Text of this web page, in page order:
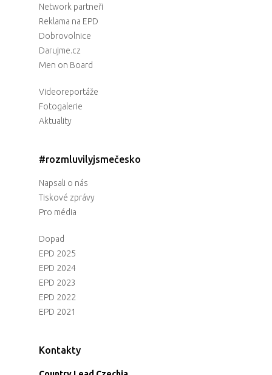
Network partneři
Reklama na EPD
Dobrovolnice
Darujme.cz
Men on Board
Videoreportáže
Fotogalerie
Aktuality
#rozmluvilyjsmečesko
Napsali o nás
Tiskové zprávy
Pro média
Dopad
EPD 2025
EPD 2024
EPD 2023
EPD 2022
EPD 2021
Kontakty